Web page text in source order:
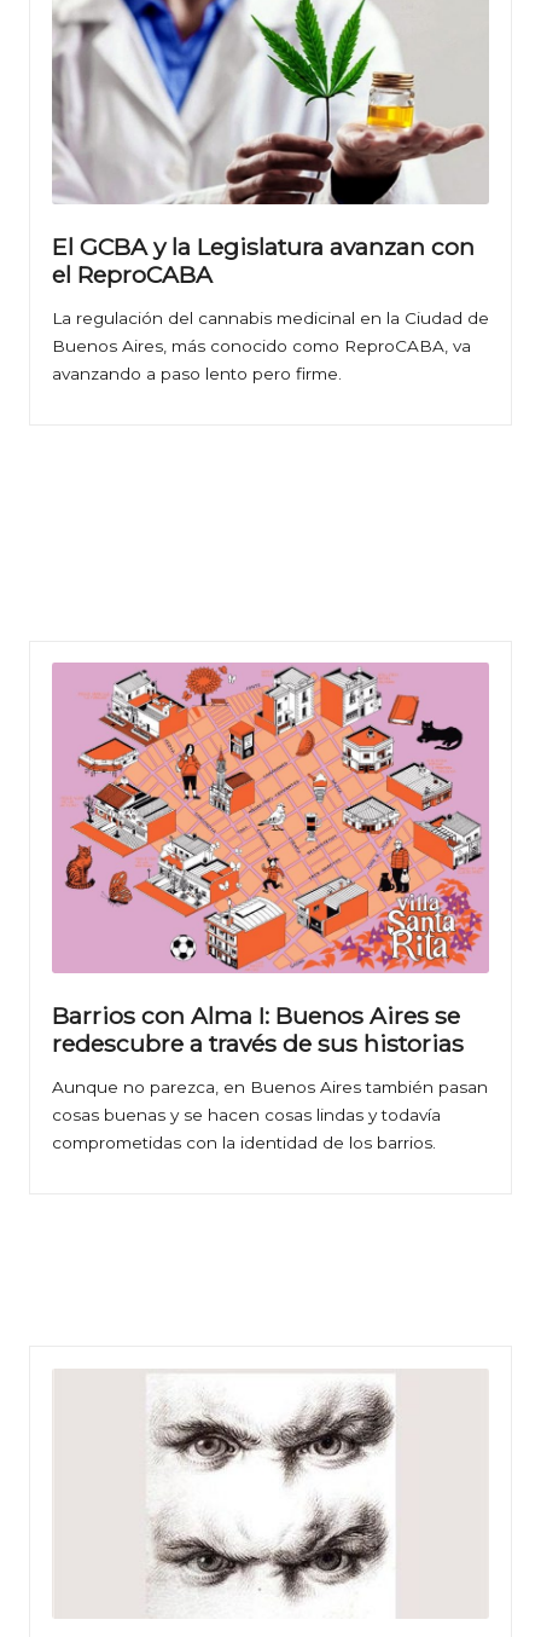
El GCBA y la Legislatura avanzan con
el ReproCABA
La regulación del cannabis medicinal en la Ciudad de
Buenos Aires, más conocido como ReproCABA, va
avanzando a paso lento pero firme.
Barrios con Alma I: Buenos Aires se
redescubre a través de sus historias
Aunque no parezca, en Buenos Aires también pasan
cosas buenas y se hacen cosas lindas y todavía
comprometidas con la identidad de los barrios.